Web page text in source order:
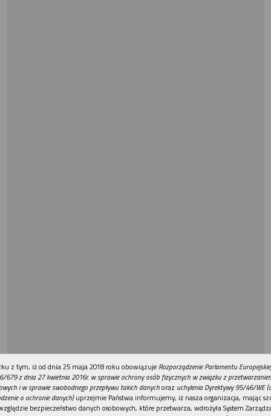
REKLAMA
z tym, iż od dnia 25 maja 2018 roku obowiązuje Rozporządzenie Parlamentu
679 z dnia 27 kwietnia 2016r. w sprawie ochrony osób fizycznych w związku z
i w sprawie swobodnego przepływu takich danychoraz uchylenia Dyrektywy 95/46/WE
o ochronie danych)uprzejmie Państwa informujemy, iż nasza organizacja, mając
bezpieczeństwo danych osobowych, które przetwarza, wdrożyła System